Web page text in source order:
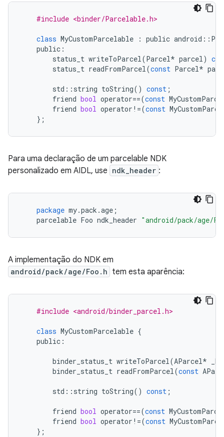
#include <binder/Parcelable.h>
class MyCustomParcelable : public android ::
public :
status_t writeToParcel(Parcel* parcel)
status_t readFromParcel(const Parcel*
std :: string toString() const ;
friend bool operator==(const
friend bool operator !=(const
};
Para uma declaração de um parcelable NDK
personalizado em AIDL, use ndk_header :
package my.pack .age ;
parcelable Foo ndk_header "android/pack/age/
A implementação do NDK em
android/pack/age/Foo.h tem esta aparência:
#include <android/binder_parcel.h>
class MyCustomParcelable {
public :
binder_status_t writeToParcel(AParcel*
binder_status_t readFromParcel(const
std :: string toString() const ;
friend bool operator==(const
friend bool operator !=(const
};